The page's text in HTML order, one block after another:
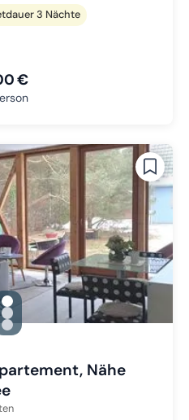
3 Nächte
€
Zu Slide 1 wechseln
Zu Slide 2 wechseln
Zu Slide 3 wechseln
Nähe